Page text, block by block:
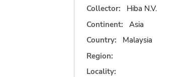
Collector:
Hiba N.V.
Continent:
Asia
Country:
Malaysia
Region:
Locality: